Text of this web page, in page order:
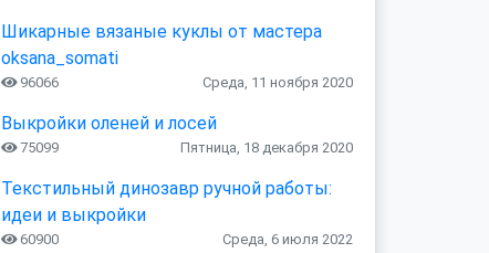
Шикарные вязаные куклы от мастера
oksana_somati
96066 Среда, 11 ноября 2020
Выкройки оленей и лосей
75099 Пятница, 18 декабря 2020
Текстильный динозавр ручной работы:
идеи и выкройки
60900 Среда, 6 июля 2022